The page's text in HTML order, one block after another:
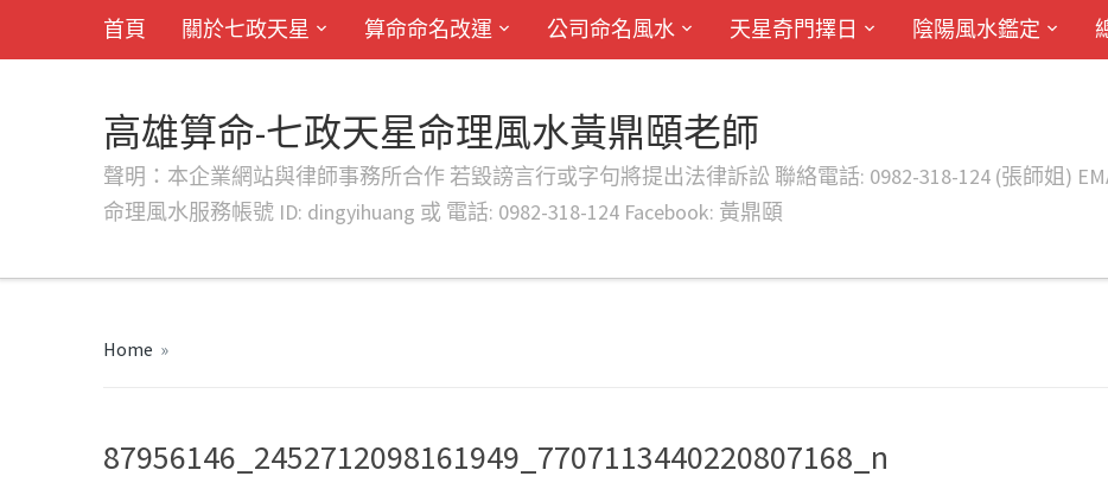
首頁 關於七政天星 算命命名改運 公司命名風水 天星奇門擇日 陰陽風水鑑定
高雄算命-七政天星命理風水黃鼎頤老師
聲明：本企業網站與律師事務所合作 若毀謗言行或字句將提出法律訴訟 聯絡電話: 0982-318-124 (張師姐)
命理風水服務帳號 ID: dingyihuang 或 電話: 0982-318-124 Facebook: 黃鼎頤
Home »
87956146_2452712098161949_7707113440220807168_n